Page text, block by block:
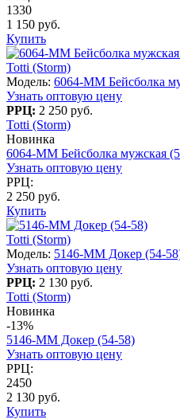
1330
1 150 руб.
Купить
Totti (Storm)
Модель: 6064-MM Бейсболка
Узнать оптовую цену
РРЦ: 2 250 руб.
Totti (Storm)
Новинка
6064-MM Бейсболка мужская
Узнать оптовую цену
РРЦ:
2 250 руб.
Купить
Totti (Storm)
Модель: 5146-MM Докер (54-
Узнать оптовую цену
РРЦ: 2 130 руб.
Totti (Storm)
Новинка
-13%
5146-MM Докер (54-58)
Узнать оптовую цену
РРЦ:
2450
2 130 руб.
Купить